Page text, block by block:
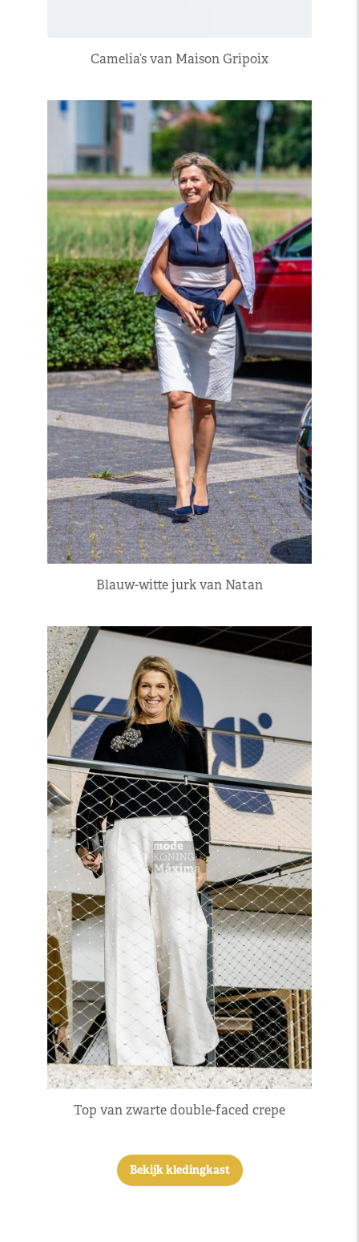
Camelia’s van Maison Gripoix
Blauw-witte jurk van Natan
Top van zwarte double-faced crepe
Bekijk kledingkast